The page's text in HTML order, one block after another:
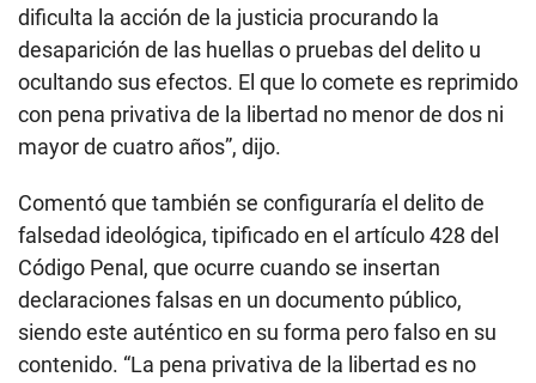
dificulta la acción de la justicia procurando la
desaparición de las huellas o pruebas del delito u
ocultando sus efectos. El que lo comete es reprimido
con pena privativa de la libertad no menor de dos ni
mayor de cuatro años”, dijo.
Comentó que también se configuraría el delito de
falsedad ideológica, tipificado en el artículo 428 del
Código Penal, que ocurre cuando se insertan
declaraciones falsas en un documento público,
siendo este auténtico en su forma pero falso en su
contenido. “La pena privativa de la libertad es no